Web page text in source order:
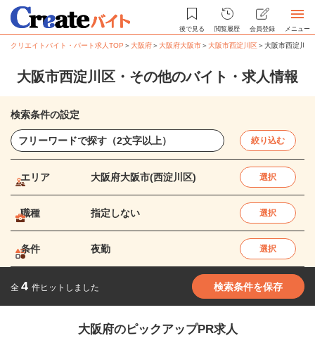
後で見る 閲覧履歴 会員登録 メニュー
クリエイトバイト・パート求人TOP ＞大阪府＞大阪府大阪市＞大阪市西淀川区＞大阪市西淀川
大阪市西淀川区・その他のバイト・求人情報
検索条件の設定
絞り込む
エリア 大阪府大阪市(西淀川区) 選択
職種 指定しない 選択
条件 夜勤 選択
全 4 件ヒットしました 検索条件を保存
大阪府のピックアップPR求人